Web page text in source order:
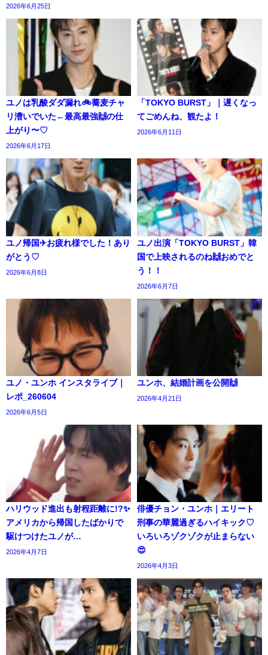
2026年6月25日
ユノは乳酸ダダ漏れ🚲️蕎麦チャ
リ漕いでいた←最高最強🙌の仕
上がり〜♡
2026年6月17日
「TOKYO BURST」｜遅くなっ
てごめんね、観たよ！
2026年6月11日
ユノ帰国✈お疲れ様でした！あり
がとう♡
2026年6月8日
ユノ出演「TOKYO BURST」韓
国で上映されるのね🙌おめでと
う！！
2026年6月7日
ユノ・ユンホ インスタライブ｜
レポ_260604
2026年6月5日
ユンホ、結婚計画を公開🙌
2026年4月21日
ハリウッド進出も射程距離に!?✨️
アメリカから帰国したばかりで
駆けつけたユノが…
2026年4月7日
俳優チョン・ユンホ｜エリート
刑事の華麗過ぎるハイキック♡
いろいろゾクゾクが止まらない
😍
2026年4月3日